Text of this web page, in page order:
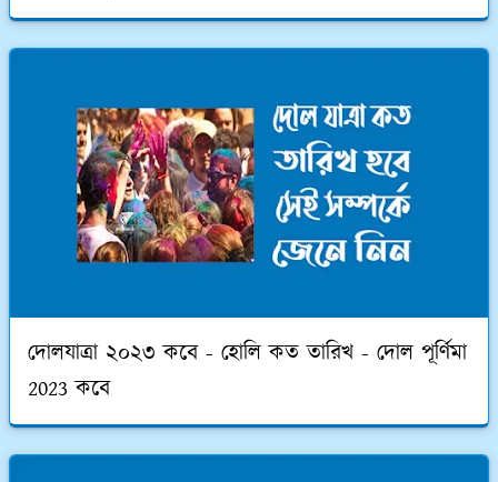
দোলযাত্রা ২০২৩ কবে - হোলি কত তারিখ - দোল পূর্ণিমা
2023 কবে